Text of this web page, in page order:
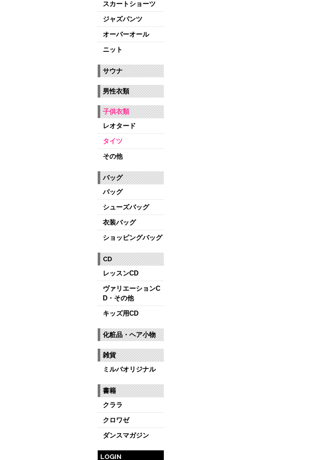
スカートショーツ
ジャズパンツ
オーバーオール
ニット
サウナ
男性衣類
子供衣類
レオタード
タイツ
その他
バッグ
バッグ
シューズバッグ
衣装バッグ
ショッピングバッグ
CD
レッスンCD
ヴァリエーションC
D・その他
キッズ用CD
化粧品・ヘア小物
雑貨
ミルバオリジナル
書籍
クララ
クロワゼ
ダンスマガジン
LOGIN